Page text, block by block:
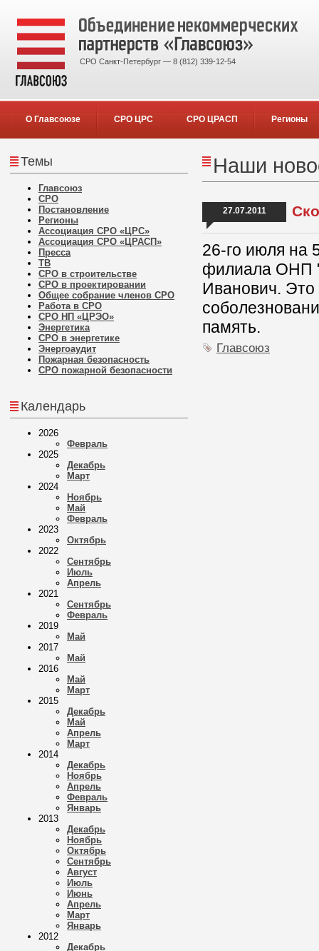
СРО Санкт-Петербург — 8 (812) 339-12-54
О Главсоюзе СРО ЦРС СРО ЦРАСП Регионы
Темы
Главсоюз
СРО
Постановление
Регионы
Ассоциация СРО «ЦРС»
Ассоциация СРО «ЦРАСП»
Пресса
ТВ
СРО в строительстве
СРО в проектировании
Общее собрание членов СРО
Работа в СРО
СРО НП «ЦРЭО»
Энергетика
СРО в энергетике
Энергоаудит
Пожарная безопасность
СРО пожарной безопасности
Календарь
2026
Февраль
2025
Декабрь
Март
2024
Ноябрь
Май
Февраль
2023
Октябрь
2022
Сентябрь
Июль
Апрель
2021
Сентябрь
Февраль
2019
Май
2017
Май
2016
Май
Март
2015
Декабрь
Май
Апрель
Март
2014
Декабрь
Ноябрь
Апрель
Февраль
Январь
2013
Декабрь
Ноябрь
Октябрь
Сентябрь
Август
Июль
Июнь
Апрель
Март
Январь
2012
Декабрь
Наши
27.07.2011
26-го июля на
филиала ОНП
Иванович. Это
память.
Главсоюз